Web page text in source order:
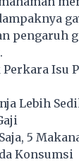
pengaruh
Isu
Lebih
5
Konsumsi